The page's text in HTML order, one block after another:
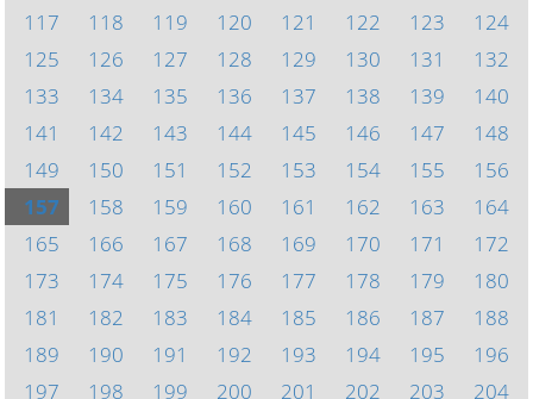
117
118 119 120 121 122 123
124
125
126 127 128 129 130 131
132
133
134 135 136 137 138 139
140
141
142 143 144 145 146 147
148
149
150 151 152 153 154 155
156
157
158 159 160 161 162 163
164
165
166 167 168 169 170 171
172
173
174 175 176 177 178 179
180
181
182 183 184 185 186 187
188
189
190 191 192 193 194 195
196
197
198 199 200 201 202 203
204